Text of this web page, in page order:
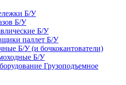
Б/У
Б/У
Б/У
паллет Б/У
Б/У (и бочкокантователи)
Б/У
Грузоподъемное